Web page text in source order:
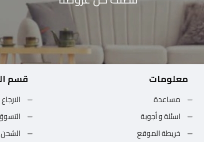
معلومات
مساعدة
اسئلة و أجوبة
خريطة الموقع
قسم